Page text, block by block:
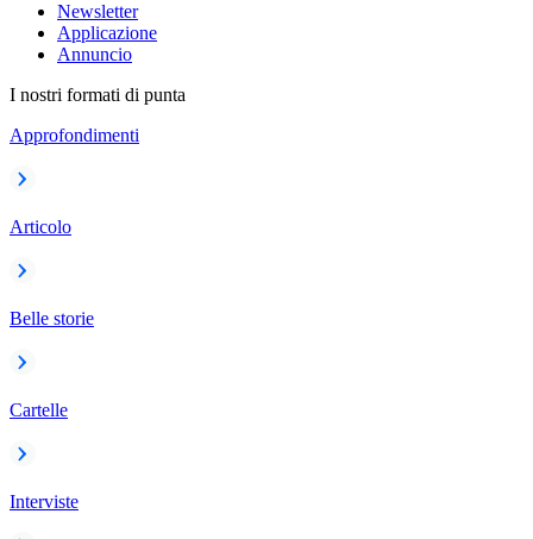
Newsletter
Applicazione
Annuncio
I nostri formati di punta
Approfondimenti
Articolo
Belle storie
Cartelle
Interviste